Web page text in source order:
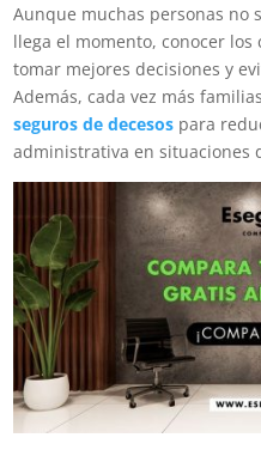
Aunque muchas personas no
llega el momento, conocer los
tomar mejores decisiones y
Además, cada vez más
seguros de decesos para
administrativa en situaciones